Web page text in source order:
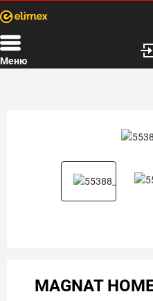
Меню
MAGNAT